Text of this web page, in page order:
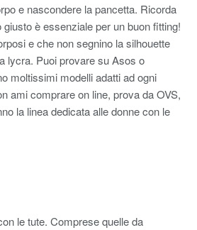
e nascondere la pancetta. Ricorda
giusto è essenziale per un buon fitting!
e che non segnino la silhouette
lycra. Puoi provare su Asos o
moltissimi modelli adatti ad ogni
ami comprare on line, prova da OVS,
la linea dedicata alle donne con le
le tute. Comprese quelle da